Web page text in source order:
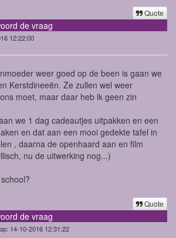
Quote
de vraag
12:22:00
weer goed op de been is gaan we
Kerstdineeën. Ze zullen wel weer
moet, maar daar heb ik geen zin
we 1 dag cadeautjes uitpakken en een
en dat aan een mooi gedekte tafel in
, daarna de openhaard aan en film
nu de uitwerking nog...)
Quote
de vraag
14-10-2016 12:31:22